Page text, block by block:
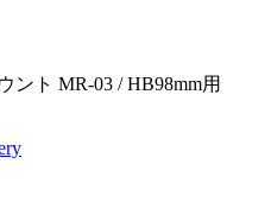
ント MR-03 / HB98mm用